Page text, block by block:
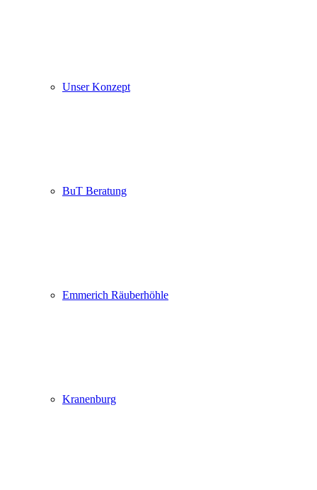
Unser Konzept
BuT Beratung
Emmerich Räuberhöhle
Kranenburg